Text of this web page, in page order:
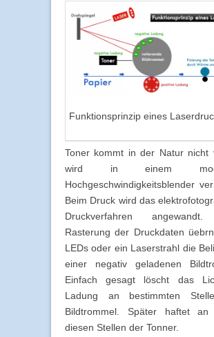
Funktionsprinzip eines
Toner kommt in der Natur nicht
wird in einem
Hochgeschwindigkeitsblender
Beim Druck wird das
Druckverfahren
Rasterung der Druckdaten
LEDs oder ein Laserstrahl die
einer negativ geladenen
Einfach gesagt löscht das
Ladung an bestimmten
Bildtrommel. Später haftet an
diesen Stellen der Tonner.